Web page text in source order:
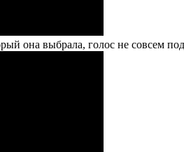
она выбрала, голос не совсем